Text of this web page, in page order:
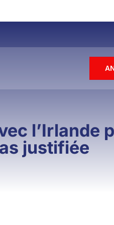
l’Irlande
justifiée